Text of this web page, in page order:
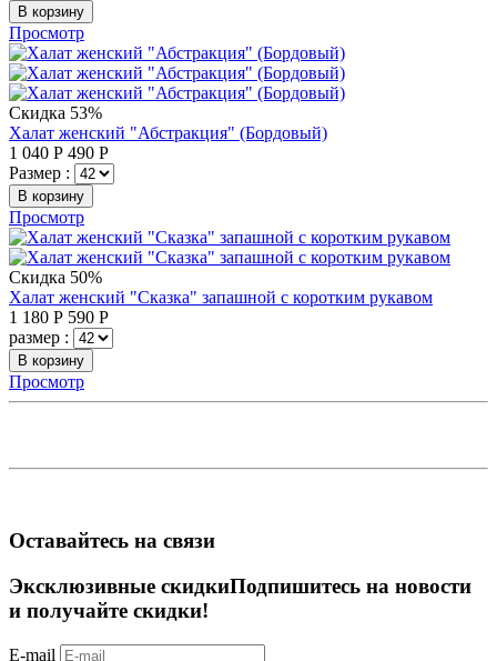
В корзину
Просмотр
Скидка 53%
Халат женский "Абстракция" (Бордовый)
1 040 Р 490 Р
Размер :
В корзину
Просмотр
Скидка 50%
Халат женский "Сказка" запашной с коротким рукавом
1 180 Р 590 Р
размер :
В корзину
Просмотр
Оставайтесь на связи
Эксклюзивные скидкиПодпишитесь на новости
и получайте скидки!
E-mail